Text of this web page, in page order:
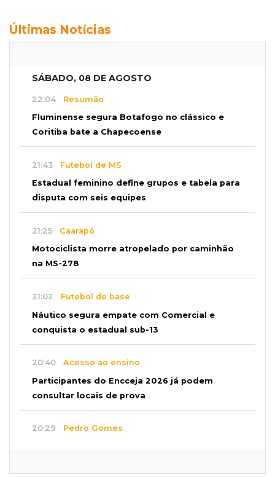
Últimas Notícias
SÁBADO, 08 DE AGOSTO
22:04 Resumão
Fluminense segura Botafogo no clássico e
Coritiba bate a Chapecoense
21:43 Futebol de MS
Estadual feminino define grupos e tabela para
disputa com seis equipes
21:25 Caarapó
Motociclista morre atropelado por caminhão
na MS-278
21:02 Futebol de base
Náutico segura empate com Comercial e
conquista o estadual sub-13
20:40 Acesso ao ensino
Participantes do Encceja 2026 já podem
consultar locais de prova
20:29 Pedro Gomes